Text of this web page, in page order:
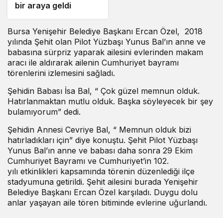
bir araya geldi
Bursa Yenişehir Belediye Başkanı Ercan Özel, 2018
yılında Şehit olan Pilot Yüzbaşı Yunus Bal’ın anne ve
babasına sürpriz yaparak ailesini evlerinden makam
aracı ile aldırarak ailenin Cumhuriyet bayramı
törenlerini izlemesini sağladı.
Şehidin Babası İsa Bal, “ Çok güzel memnun olduk.
Hatırlanmaktan mutlu olduk. Başka söyleyecek bir şey
bulamıyorum” dedi.
Şehidin Annesi Cevriye Bal, “ Memnun olduk bizi
hatırladıkları için” diye konuştu. Şehit Pilot Yüzbaşı
Yunus Bal’ın anne ve babası daha sonra 29 Ekim
Cumhuriyet Bayramı ve Cumhuriyet’in 102.
yılı etkinlikleri kapsamında törenin düzenlediği ilçe
stadyumuna getirildi. Şehit ailesini burada Yenişehir
Belediye Başkanı Ercan Özel karşıladı. Duygu dolu
anlar yaşayan aile tören bitiminde evlerine uğurlandı.